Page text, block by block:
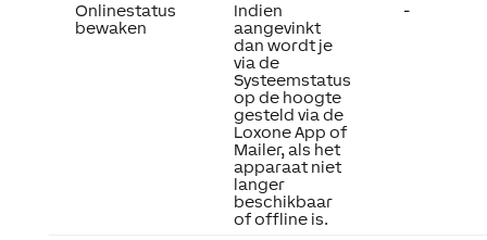
Onlinestatus
bewaken
Indien
aangevinkt
dan wordt je
via de
Systeemstatus
op de hoogte
gesteld via de
Loxone App of
Mailer, als het
apparaat niet
langer
beschikbaar
of offline is.
-